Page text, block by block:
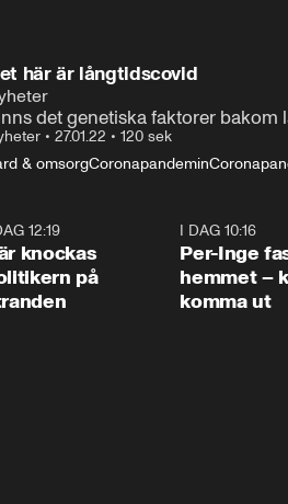
här är långtidscovid
det genetiska faktorer bakom
• 27.01.22 • 120 sek
& omsorgCoronapandemin
12:19
knockas
på
I DAG 10:16
Per-Inge
hemmet –
komma ut